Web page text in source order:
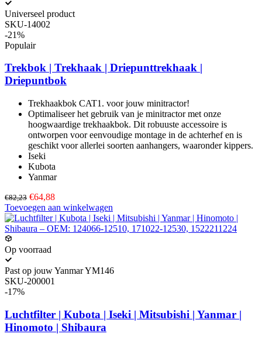
Universeel product
SKU-14002
-21%
Populair
Trekbok | Trekhaak | Driepunttrekhaak |
Driepuntbok
Trekhaakbok CAT1. voor jouw minitractor!
Optimaliseer het gebruik van je minitractor met onze
hoogwaardige trekhaakbok. Dit robuuste accessoire is
ontworpen voor eenvoudige montage in de achterhef en is
geschikt voor allerlei soorten aanhangers, waaronder kippers.
Iseki
Kubota
Yanmar
€82,23 €64,88
Toevoegen aan winkelwagen
Op voorraad
Past op jouw Yanmar YM146
SKU-200001
-17%
Luchtfilter | Kubota | Iseki | Mitsubishi | Yanmar |
Hinomoto | Shibaura